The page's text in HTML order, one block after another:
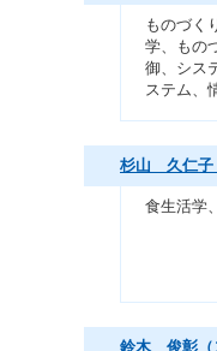
ものづく
学、もの
御、シス
ステム、
杉山 久仁子
食生活学
鈴木 俊彰（